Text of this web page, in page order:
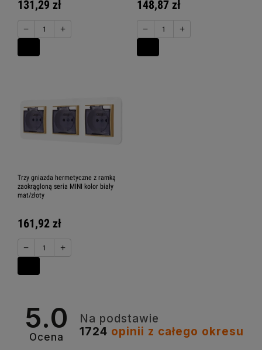
131,29 zł
− +
148,87 zł
− +
Trzy gniazda hermetyczne z ramką
zaokrągloną seria MINI kolor biały
mat/złoty
161,92 zł
− +
5.0
Ocena
Na podstawie
1724 opinii z całego okresu